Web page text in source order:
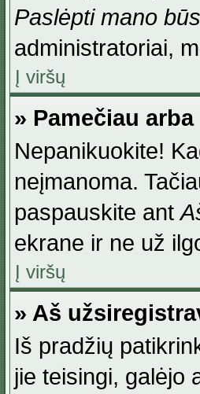
Paslėpti mano
administratoriai,
Į viršų
» Pamečiau
Nepanikuokite!
neįmanoma.
paspauskite ant
ekrane ir ne už
Į viršų
» Aš
Iš pradžių
jie teisingi, galėjo